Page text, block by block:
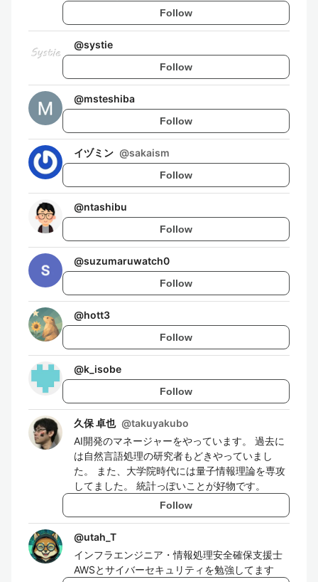
Follow
@systie
Follow
@msteshiba
Follow
イヅミン @sakaism
Follow
@ntashibu
Follow
@suzumaruwatch0
Follow
@hott3
Follow
@k_isobe
Follow
久保 卓也 @takuyakubo
AI開発のマネージャーをやっています。 過去に
は自然言語処理の研究者もどきやっていまし
た。 また、大学院時代には量子情報理論を専攻
してました。 統計っぽいことが好物です。
Follow
@utah_T
インフラエンジニア・情報処理安全確保支援士
AWSとサイバーセキュリティを勉強してます